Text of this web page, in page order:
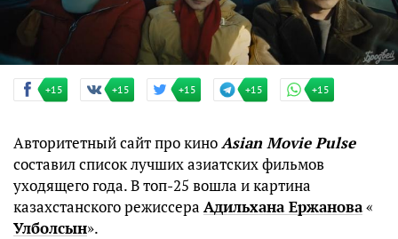
+15 +15 +15 +15 +15
Авторитетный сайт про киноAsian Movie Pulse
составил список лучших азиатских фильмов
уходящего года. В топ-25 вошла и картина
казахстанского режиссера Адильхана Ержанова«
Улболсын».